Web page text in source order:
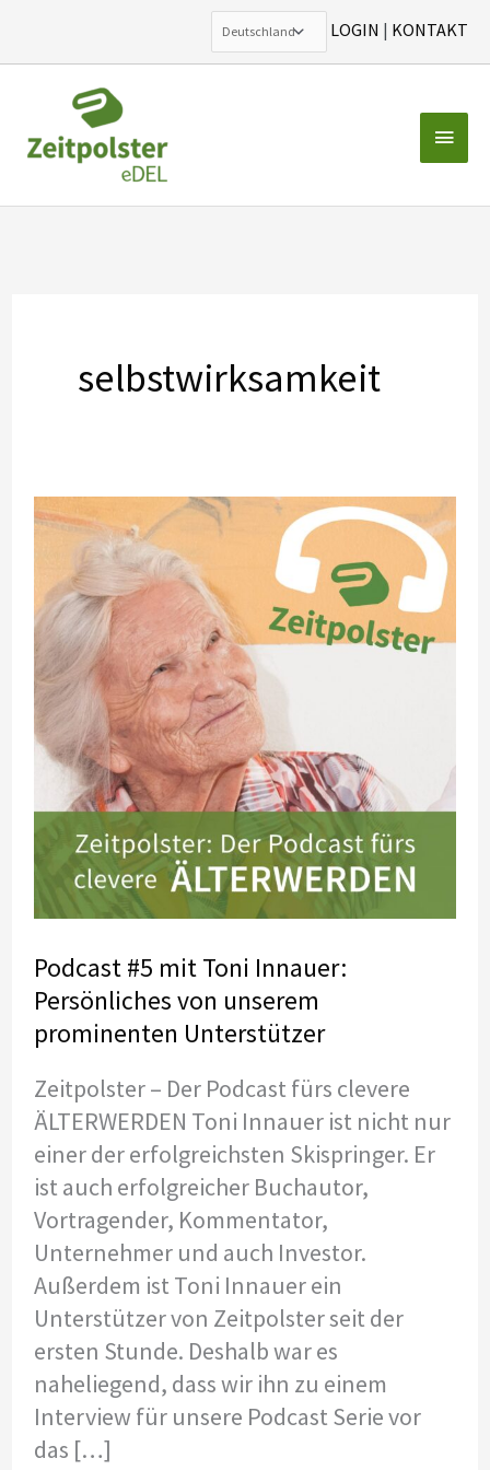
LOGIN | KONTAKT
springen
selbstwirksamkeit
Podcast #5 mit Toni Innauer:
Persönliches von unserem
prominenten Unterstützer
Zeitpolster – Der Podcast fürs clevere
ÄLTERWERDEN Toni Innauer ist nicht nur
einer der erfolgreichsten Skispringer. Er
ist auch erfolgreicher Buchautor,
Vortragender, Kommentator,
Unternehmer und auch Investor.
Außerdem ist Toni Innauer ein
Unterstützer von Zeitpolster seit der
ersten Stunde. Deshalb war es
naheliegend, dass wir ihn zu einem
Interview für unsere Podcast Serie vor
das […]